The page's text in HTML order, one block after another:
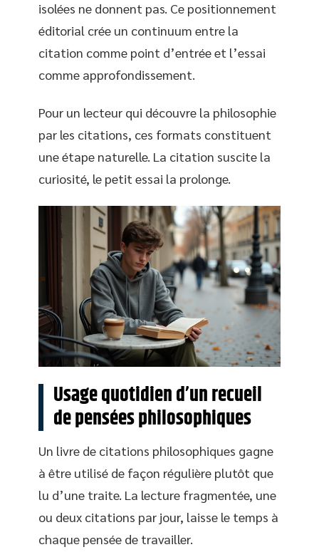
isolées ne donnent pas. Ce positionnement
éditorial crée un continuum entre la
citation comme point d’entrée et l’essai
comme approfondissement.
Pour un lecteur qui découvre la philosophie
par les citations, ces formats constituent
une étape naturelle. La citation suscite la
curiosité, le petit essai la prolonge.
Usage quotidien d’un recueil
de pensées philosophiques
Un livre de citations philosophiques gagne
à être utilisé de façon régulière plutôt que
lu d’une traite. La lecture fragmentée, une
ou deux citations par jour, laisse le temps à
chaque pensée de travailler.